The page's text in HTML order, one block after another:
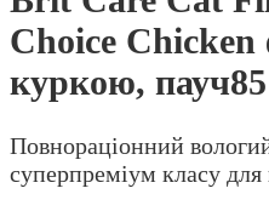
Choice Chicken
куркою,
Повнораціонний
суперпреміум класу для